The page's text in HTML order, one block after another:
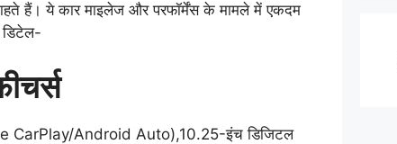
हैं। ये कार माइलेज और परफॉर्मेंस के मामले में एकदम
डिटेल-
CarPlay/Android Auto),10.25-इंच डिजिटल